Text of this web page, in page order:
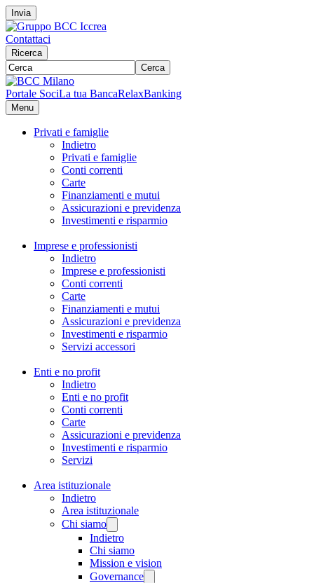
Invia
Contattaci
Ricerca
Cerca
Portale SociLa tua BancaRelaxBanking
Menu
Privati e famiglie
Indietro
Privati e famiglie
Conti correnti
Carte
Finanziamenti e mutui
Assicurazioni e previdenza
Investimenti e risparmio
Imprese e professionisti
Indietro
Imprese e professionisti
Conti correnti
Carte
Finanziamenti e mutui
Assicurazioni e previdenza
Investimenti e risparmio
Servizi accessori
Enti e no profit
Indietro
Enti e no profit
Conti correnti
Carte
Assicurazioni e previdenza
Investimenti e risparmio
Servizi
Area istituzionale
Indietro
Area istituzionale
Chi siamo
Indietro
Chi siamo
Mission e vision
Governance